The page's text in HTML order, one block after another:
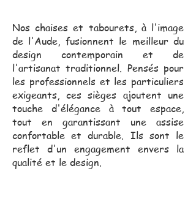
Nos chaises et tabourets, à l'image
de l'Aude, fusionnent le meilleur du
design contemporain et de
l'artisanat traditionnel. Pensés pour
les professionnels et les particuliers
exigeants, ces sièges ajoutent une
touche d'élégance à tout espace,
tout en garantissant une assise
confortable et durable. Ils sont le
reflet d'un engagement envers la
qualité et le design.